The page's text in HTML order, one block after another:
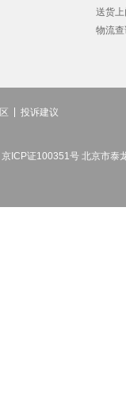
送货
物流
投诉建议
ICP证100351号 北京市泰